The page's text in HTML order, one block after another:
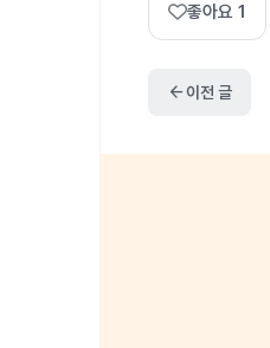
좋아요 1
arrow_back이전 글